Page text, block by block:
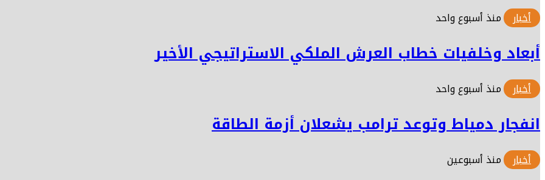
أخبار منذ أسبوع واحد
أبعاد وخلفيات خطاب العرش الملكي الاستراتيجي الأخير
أخبار منذ أسبوع واحد
انفجار دمياط وتوعد ترامب يشعلان أزمة الطاقة
أخبار منذ أسبوعين